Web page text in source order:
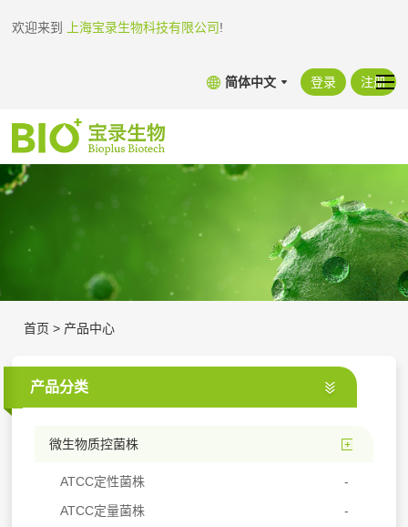
欢迎来到 上海宝录生物科技有限公司!
简体中文 登录 注册
首页 > 产品中心
产品分类
微生物质控菌株
ATCC定性菌株
ATCC定量菌株